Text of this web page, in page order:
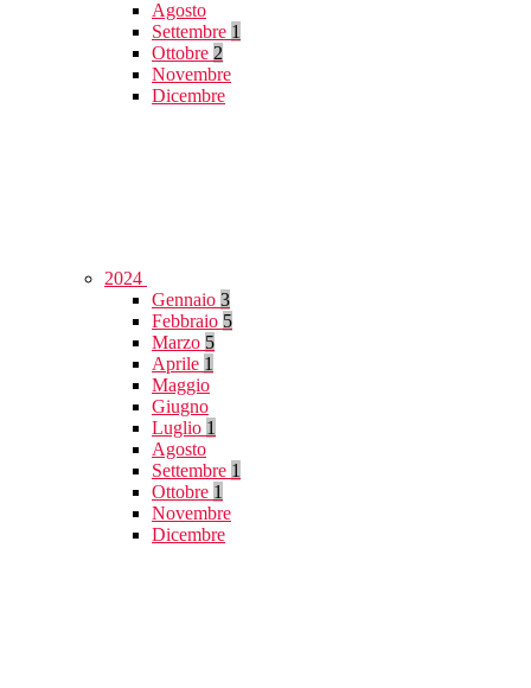
Agosto
Settembre 1
Ottobre 2
Novembre
Dicembre
2024
Gennaio 3
Febbraio 5
Marzo 5
Aprile 1
Maggio
Giugno
Luglio 1
Agosto
Settembre 1
Ottobre 1
Novembre
Dicembre